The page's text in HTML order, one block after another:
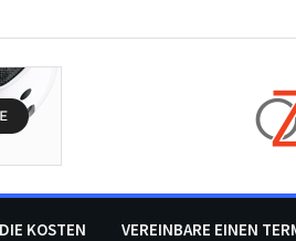
VEREINBARE EINEN
DIE KOSTEN